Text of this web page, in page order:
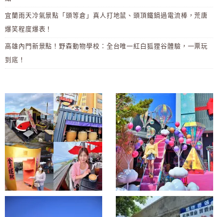
宜蘭雨天冷氣景點「頭等倉」真人打地鼠、頭頂鐵鍋過電流棒，荒唐
爆笑程度爆表！
高雄內門新景點！野森動物學校：全台唯一紅白狐狸谷體驗，一票玩
到底！